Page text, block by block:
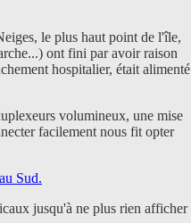
le plus haut point de l'île,
ont fini par avoir raison
hospitalier, était alimenté
volumineux, une mise
facilement nous fit opter
Sud.
jusqu'à ne plus rien afficher